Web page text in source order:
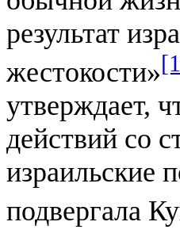
результат
жестокости»
утверждает,
действий со
израильские
подвергала